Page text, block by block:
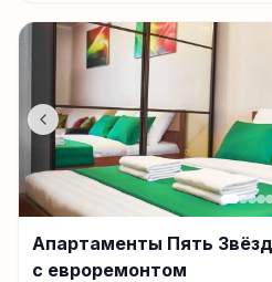
Апартаменты Пять
с евроремонтом